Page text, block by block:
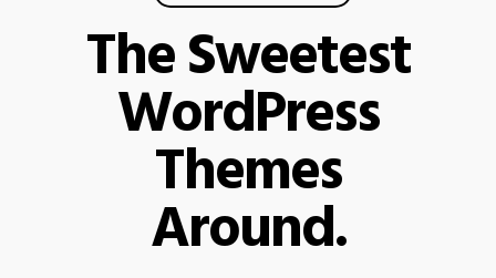
The Sweetest
WordPress
Themes
Around.